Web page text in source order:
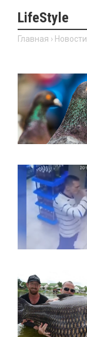
LifeStyle
Главная › Новости